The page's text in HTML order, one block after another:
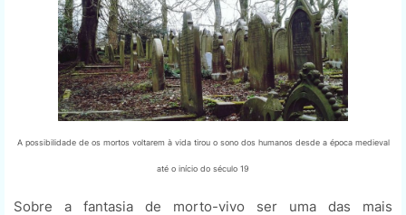
A possibilidade de os mortos voltarem à vida tirou o sono dos humanos desde a época medieval
até o início do século 19
Sobre a fantasia de morto-vivo ser uma das mais